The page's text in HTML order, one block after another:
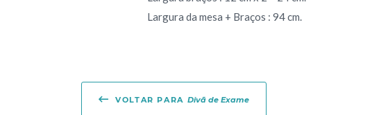
Largura da mesa + Braços : 94 cm.
VOLTAR PARA Divã de Exame